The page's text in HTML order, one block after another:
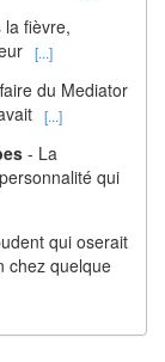
la fièvre,
[...]
du Mediator
[...]
- La
qui
qui oserait
chez quelque